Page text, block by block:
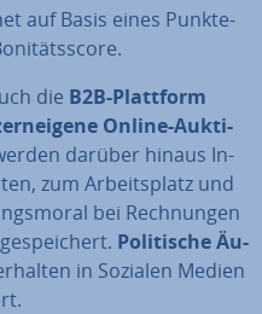
auf Basis eines Punk­te­
die B2B-Plattform
Online-Auk­ti­
darüber hinaus In­
zum Ar­beits­platz und
bei Rech­nun­gen
Po­li­ti­sche Äu­
in Sozialen Medien